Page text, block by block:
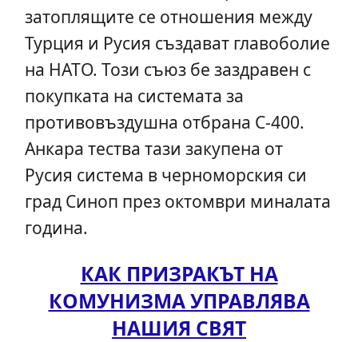
затоплящите се отношения между
Турция и Русия създават главоболие
на НАТО. Този съюз бе заздравен с
покупката на системата за
противовъздушна отбрана С-400.
Анкара тества тази закупена от
Русия система в черноморския си
град Синоп през октомври миналата
година.
КАК ПРИЗРАКЪТ НА
КОМУНИЗМА УПРАВЛЯВА
НАШИЯ СВЯТ